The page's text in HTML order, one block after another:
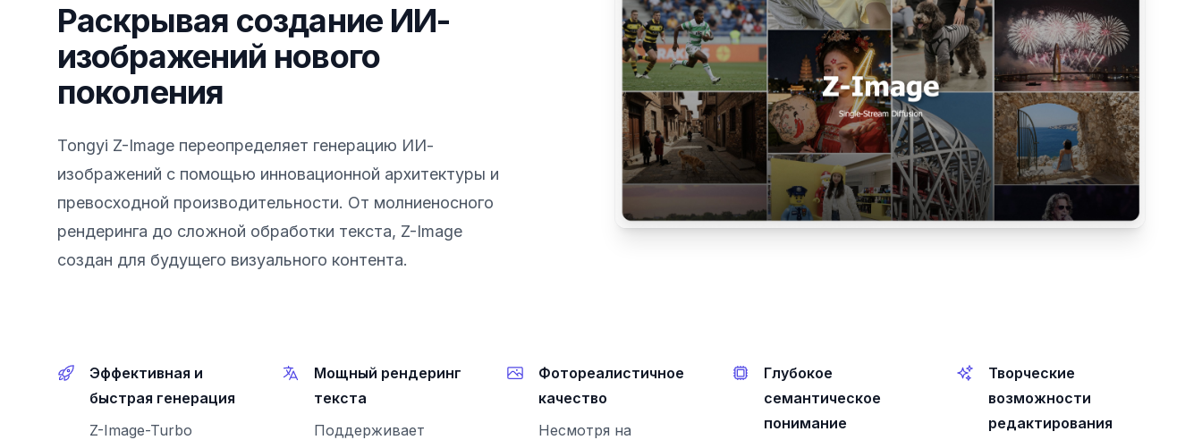
Раскрывая создание ИИ-
изображений нового
поколения
Tongyi Z-Image переопределяет генерацию ИИ-
изображений с помощью инновационной архитектуры и
превосходной производительности. От молниеносного
рендеринга до сложной обработки текста, Z-Image
создан для будущего визуального контента.
Эффективная и
быстрая генерация
Z-Image-Turbo
Мощный рендеринг
текста
Поддерживает
Фотореалистичное
качество
Несмотря на
Глубокое
семантическое
понимание
Творческие
возможности
редактирования